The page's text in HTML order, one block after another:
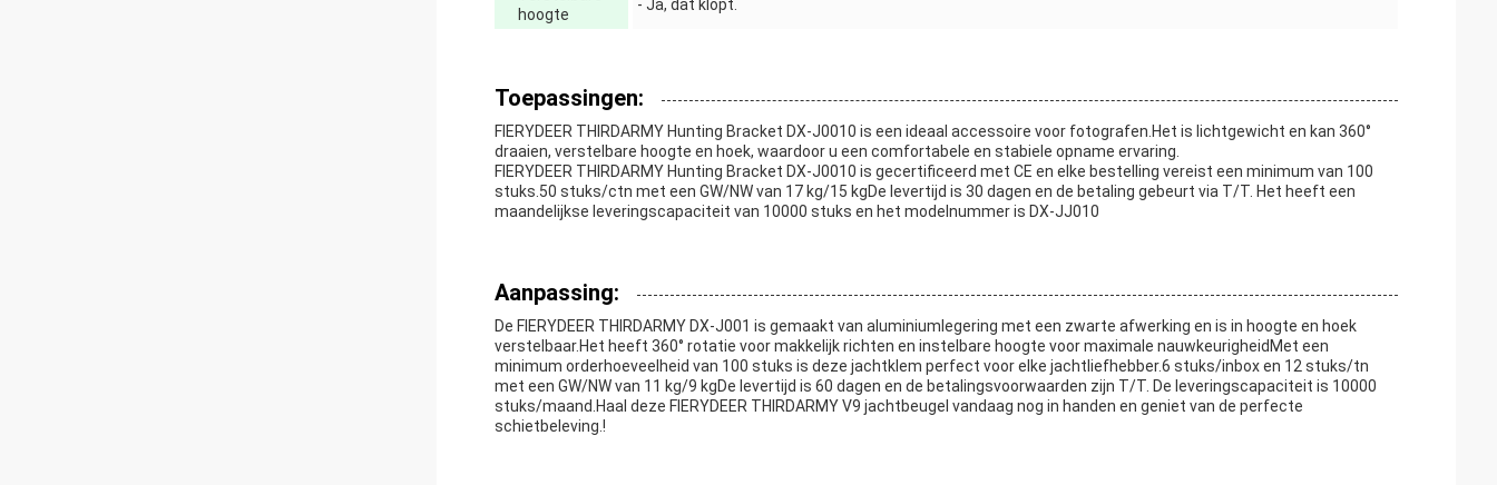
hoogte
- Ja, dat klopt.
Toepassingen:
FIERYDEER THIRDARMY Hunting Bracket DX-J0010 is een ideaal accessoire voor fotografen.Het is lichtgewicht en kan 360°
draaien, verstelbare hoogte en hoek, waardoor u een comfortabele en stabiele opname ervaring.
FIERYDEER THIRDARMY Hunting Bracket DX-J0010 is gecertificeerd met CE en elke bestelling vereist een minimum van 100
stuks.50 stuks/ctn met een GW/NW van 17 kg/15 kgDe levertijd is 30 dagen en de betaling gebeurt via T/T. Het heeft een
maandelijkse leveringscapaciteit van 10000 stuks en het modelnummer is DX-JJ010
Aanpassing:
De FIERYDEER THIRDARMY DX-J001 is gemaakt van aluminiumlegering met een zwarte afwerking en is in hoogte en hoek
verstelbaar.Het heeft 360° rotatie voor makkelijk richten en instelbare hoogte voor maximale nauwkeurigheidMet een
minimum orderhoeveelheid van 100 stuks is deze jachtklem perfect voor elke jachtliefhebber.6 stuks/inbox en 12 stuks/tn
met een GW/NW van 11 kg/9 kgDe levertijd is 60 dagen en de betalingsvoorwaarden zijn T/T. De leveringscapaciteit is 10000
stuks/maand.Haal deze FIERYDEER THIRDARMY V9 jachtbeugel vandaag nog in handen en geniet van de perfecte
schietbeleving.!